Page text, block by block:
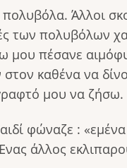
Άλλοι
των πολυβόλων
μου πέσανε
στον καθένα να
μου να ζήσω.
φώναζε :
άλλος